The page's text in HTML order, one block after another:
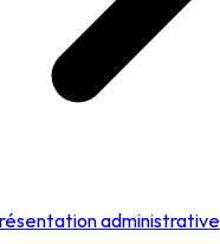
administrative